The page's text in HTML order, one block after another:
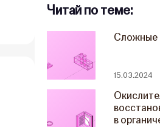
Читай по теме:
Сложные
15.03.2024
в